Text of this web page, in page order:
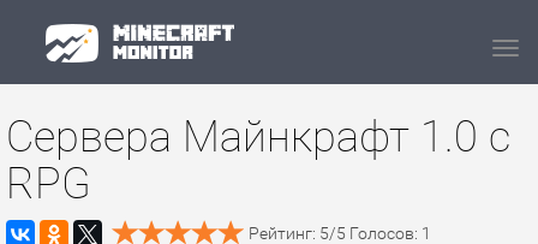
Сервера Майнкрафт 1.0 с
RPG
Рейтинг: 5/5 Голосов: 1